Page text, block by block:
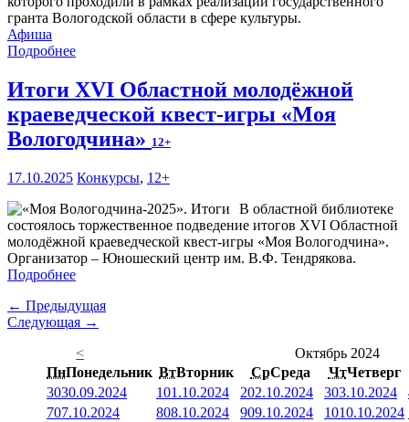
гранта Вологодской области в сфере культуры.
Афиша
Подробнее
Итоги XVI Областной молодёжной
краеведческой квест-игры «Моя
Вологодчина» 12+
17.10.2025 Конкурсы, 12+
В областной библиотеке
состоялось торжественное подведение итогов XVI Областной
молодёжной краеведческой квест-игры «Моя Вологодчина».
Организатор – Юношеский центр им. В.Ф. Тендрякова.
Подробнее
← Предыдущая
Следующая →
<
Октябрь 2024
ПнПонедельник ВтВторник СрСреда ЧтЧетверг
3030.09.2024 101.10.2024 202.10.2024 303.10.2024
707.10.2024 808.10.2024 909.10.2024 1010.10.2024